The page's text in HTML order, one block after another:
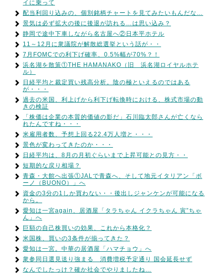
イに乗って
配当利回り込みの、個別銘柄チャートを見てみたいもんだな…
景気は必ず拡大の後に後退が訪れる…は思い込み？
静岡で途中下車しながら名古屋へ②日本平ホテル
11～12月に衆議院が解散総選挙という話が・・
7月FOMCでの利下げ確率、0.5%幅が70%？！
浜名湖を散策①THE HAMANAKO（旧 浜名湖ロイヤルホテ
ル）
日経平均と裁定買い残高分析。陰の極といえるのではある
が・・・
過去の米国、利上げから利下げ転換時における、株式市場の動
きの検証
「株価は企業の本質的価値の影だ」石川臨太郎さんが亡くなら
れたんですね・・・
米雇用者数、予想上回る22.4万人増と・・・
景色が変わってきたのか・・・
日経平均は、8月の月初ぐらいまで上昇可能との見方・・
短期的な戻り相場？
青森・大館へ出張①JALで青森へ、そして地元イタリアン「ボ
ーノ（BUONO）」へ
資金の3分の1しか買わない・・後出しジャンケンが可能になる
から。
愛知は一宮again、居酒屋「タラちゃん イクラちゃん 寅”ちゃ
ん」へ
巨額の自己株買いの効果、これから本格化？
米国株、買いの3条件が揃ってきた？
愛知は一宮。中華の居酒屋「ハマチョウ」へ
衆参同日選見送り強まる 消費増税予定通り 国会延長せず
なんでしたっけ？確か社会でやりましたね…